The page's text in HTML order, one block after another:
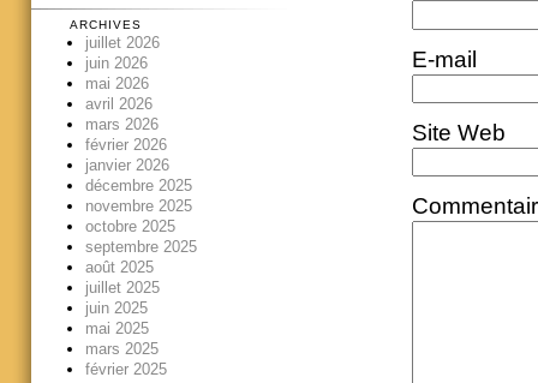
E-mail
Site Web
ARCHIVES
juillet 2026
juin 2026
mai 2026
avril 2026
mars 2026
février 2026
janvier 2026
décembre 2025
novembre 2025
octobre 2025
septembre 2025
août 2025
juillet 2025
juin 2025
mai 2025
mars 2025
février 2025